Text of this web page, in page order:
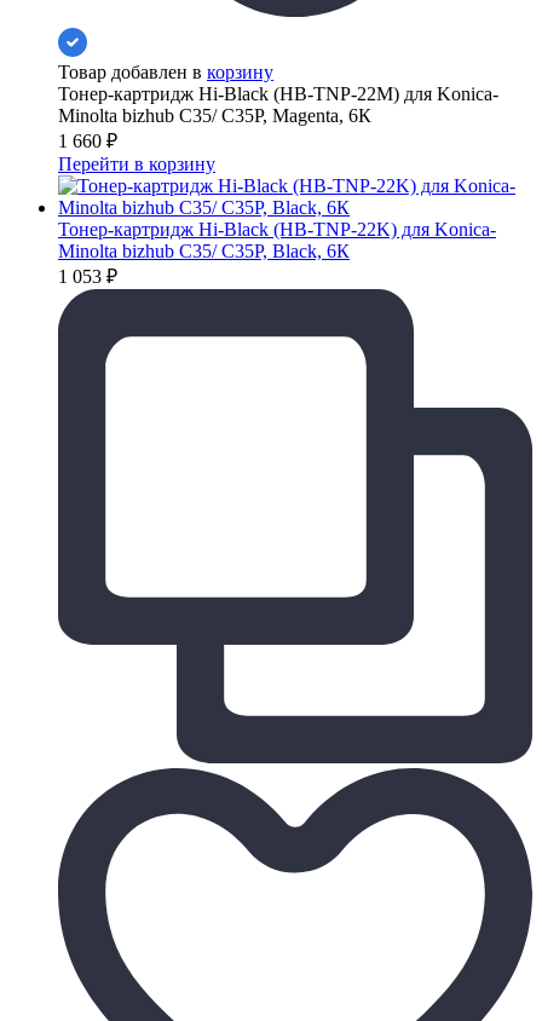
Товар добавлен в корзину
Тонер-картридж Hi-Black (HB-TNP-22M) для Konica-
Minolta bizhub C35/ C35P, Magenta, 6К
1 660 ₽
Перейти в корзину
Тонер-картридж Hi-Black (HB-TNP-22K) для Konica-
Minolta bizhub C35/ C35P, Black, 6К
1 053 ₽